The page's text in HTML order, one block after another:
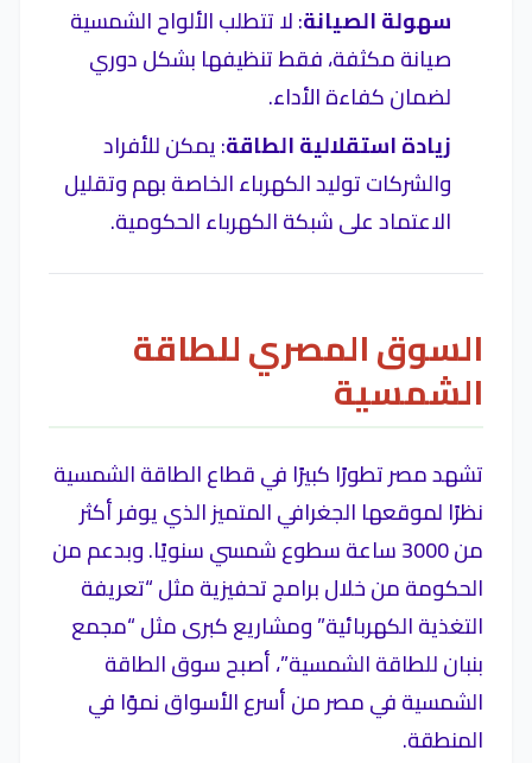
سهولة الصيانة: لا تتطلب الألواح الشمسية
صيانة مكثفة، فقط تنظيفها بشكل دوري
لضمان كفاءة الأداء.
زيادة استقلالية الطاقة: يمكن للأفراد
والشركات توليد الكهرباء الخاصة بهم وتقليل
الاعتماد على شبكة الكهرباء الحكومية.
السوق المصري للطاقة
الشمسية
تشهد مصر تطورًا كبيرًا في قطاع الطاقة الشمسية
نظرًا لموقعها الجغرافي المتميز الذي يوفر أكثر
من 3000 ساعة سطوع شمسي سنويًا. وبدعم من
الحكومة من خلال برامج تحفيزية مثل “تعريفة
التغذية الكهربائية” ومشاريع كبرى مثل “مجمع
بنبان للطاقة الشمسية”، أصبح سوق الطاقة
الشمسية في مصر من أسرع الأسواق نموًا في
المنطقة.